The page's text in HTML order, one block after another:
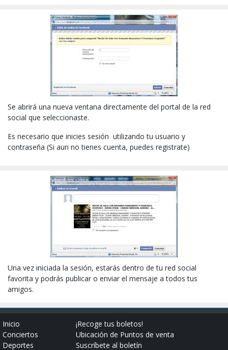
Se abrirá una nueva ventana directamente del portal de la red
social que seleccionaste.
Es necesario que inicies sesión utilizando tu usuario y
contraseña (Si aun no tienes cuenta, puedes registrate)
Una vez iniciada la sesión, estarás dentro de tu red social
favorita y podrás publicar o enviar el mensaje a todos tus
amigos.
Inicio
Conciertos
Deportes
¡Recoge tus boletos!
Ubicación de Puntos de venta
Suscríbete al boletín